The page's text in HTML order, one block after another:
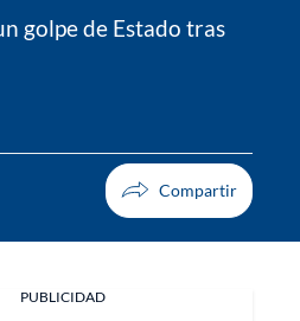
golpe de Estado tras
PUBLICIDAD